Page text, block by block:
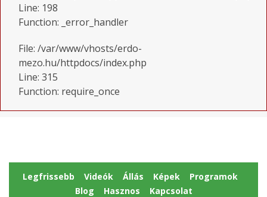
Line: 198
Function: _error_handler
File: /var/www/vhosts/erdo-
mezo.hu/httpdocs/index.php
Line: 315
Function: require_once
Legfrissebb Videók Állás Képek
Programok
Blog
Hasznos Kapcsolat